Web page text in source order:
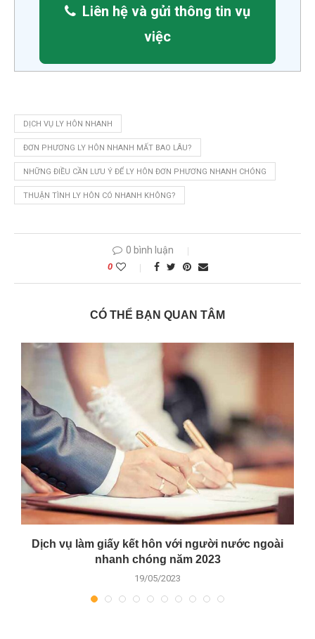
Liên hệ và gửi thông tin vụ
việc
DỊCH VỤ LY HÔN NHANH
ĐƠN PHƯƠNG LY HÔN NHANH MẤT BAO LÂU?
NHỮNG ĐIỀU CẦN LƯU Ý ĐỂ LY HÔN ĐƠN PHƯƠNG NHANH CHÓNG
THUẬN TÌNH LY HÔN CÓ NHANH KHÔNG?
0 bình luận
0
CÓ THỂ BẠN QUAN TÂM
Dịch vụ làm giấy kết hôn với người nước ngoài
nhanh chóng năm 2023
19/05/2023